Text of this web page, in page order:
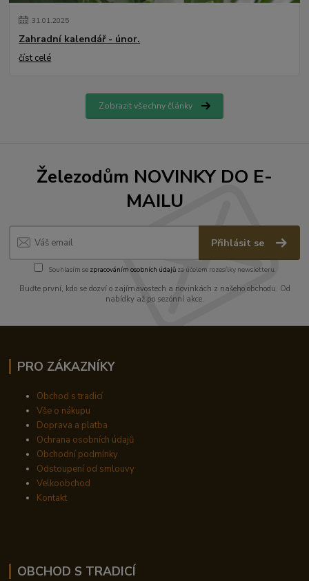
31.01.2025
Zahradní kalendář - únor.
číst celé
Zobrazit všechny články
Železodům NOVINKY DO E-
MAILU
Přihlásit se
Souhlasím se zpracováním osobních údajůza účelem rozesílky newsletteru.
Buďte první, kdo se dozví o zajímavostech a novinkách z našeho obchodu. Od
nabídky až po sezónní akce.
PRO ZÁKAZNÍKY
Obchod s tradicí
Vše o nákupu
Doprava a platba
Ochrana osobních údajů
Obchodní podmínky
Odstoupení od smlouvy
Velkoobchod
Kontakt
OBCHOD S TRADICÍ